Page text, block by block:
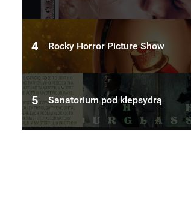
4 Rocky Horror Picture Show
5 Sanatorium pod klepsydrą